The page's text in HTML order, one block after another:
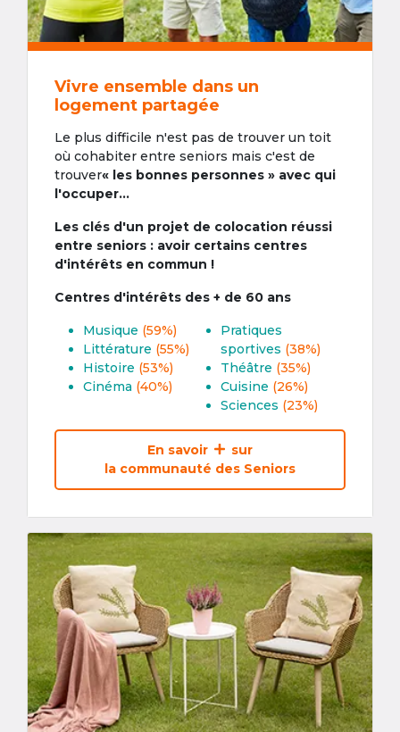
Vivre ensemble dans un
logement partagée
Le plus difficile n'est pas de trouver un toit
où cohabiter entre seniors mais c'est de
trouver« les bonnes personnes » avec qui
l'occuper...
Les clés d'un projet de colocation réussi
entre seniors : avoir certains centres
d'intérêts en commun !
Centres d'intérêts des + de 60 ans
Musique (59%)
Littérature (55%)
Histoire (53%)
Cinéma (40%)
Pratiques
sportives (38%)
Théâtre (35%)
Cuisine (26%)
Sciences (23%)
En savoir
sur
la communauté des Seniors